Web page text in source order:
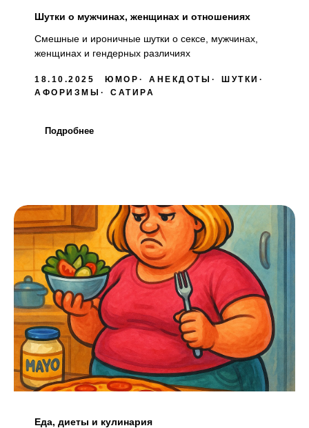
Шутки о мужчинах, женщинах и отношениях
Смешные и ироничные шутки о сексе, мужчинах,
женщинах и гендерных различиях
18.10.2025 ЮМОР АНЕКДОТЫ
ШУТКИ
АФОРИЗМЫ
САТИРА
Подробнее
Еда, диеты и кулинария